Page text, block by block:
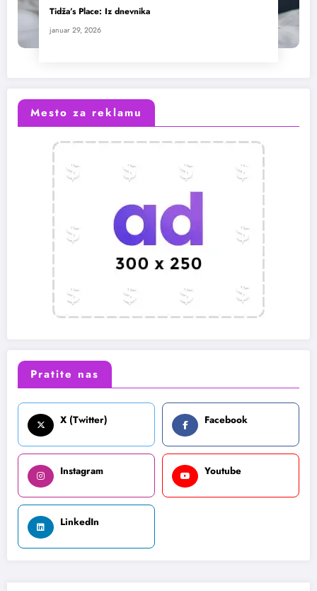
Tidža’s Place: Iz dnevnika
januar 29, 2026
Mesto za reklamu
Pratite nas
X (Twitter) Facebook
Instagram Youtube
LinkedIn